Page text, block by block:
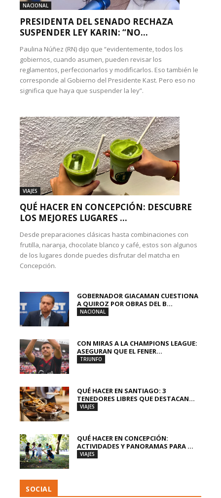
NACIONAL
PRESIDENTA DEL SENADO RECHAZA
SUSPENDER LEY KARIN: “NO...
Paulina Núñez (RN) dijo que “evidentemente, todos los
gobiernos, cuando asumen, pueden revisar los
reglamentos, perfeccionarlos y modificarlos. Eso también le
corresponde al Gobierno del Presidente Kast. Pero eso no
significa que haya que suspender la ley”.
VIAJES
QUÉ HACER EN CONCEPCIÓN: DESCUBRE
LOS MEJORES LUGARES ...
Desde preparaciones clásicas hasta combinaciones con
frutilla, naranja, chocolate blanco y café, estos son algunos
de los lugares donde puedes disfrutar del matcha en
Concepción.
GOBERNADOR GIACAMAN CUESTIONA
A QUIROZ POR OBRAS DEL B...
NACIONAL
CON MIRAS A LA CHAMPIONS LEAGUE:
ASEGURAN QUE EL FENER...
TRIUNFO
QUÉ HACER EN SANTIAGO: 3
TENEDORES LIBRES QUE DESTACAN...
VIAJES
QUÉ HACER EN CONCEPCIÓN:
ACTIVIDADES Y PANORAMAS PARA ...
VIAJES
SOCIAL